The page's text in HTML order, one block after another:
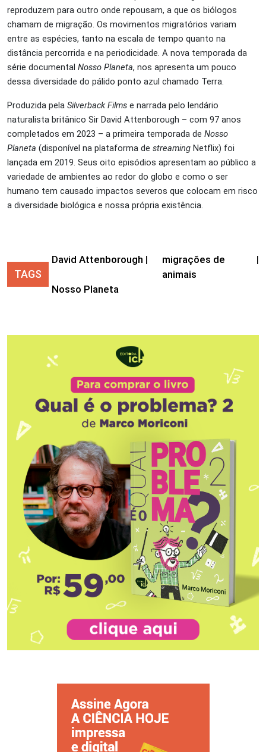
reproduzem para outro onde repousam, a que os biólogos
chamam de migração. Os movimentos migratórios variam
entre as espécies, tanto na escala de tempo quanto na
distância percorrida e na periodicidade. A nova temporada da
série documental Nosso Planeta, nos apresenta um pouco
dessa diversidade do pálido ponto azul chamado Terra.
Produzida pela Silverback Films e narrada pelo lendário
naturalista britânico Sir David Attenborough – com 97 anos
completados em 2023 – a primeira temporada de Nosso
Planeta (disponível na plataforma de streaming Netflix) foi
lançada em 2019. Seus oito episódios apresentam ao público a
variedade de ambientes ao redor do globo e como o ser
humano tem causado impactos severos que colocam em risco
a diversidade biológica e nossa própria existência.
TAGS
David Attenborough |
migrações de
animais
|
Nosso Planeta